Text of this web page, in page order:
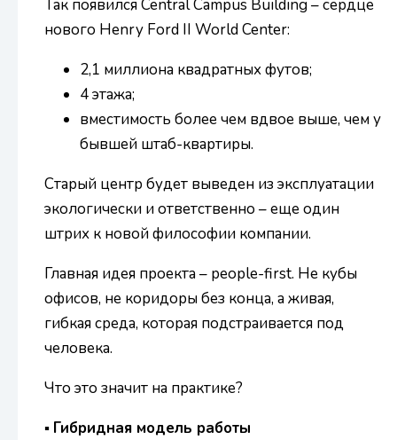
Так появился Central Campus Building – сердце
нового Henry Ford II World Center:
2,1 миллиона квадратных футов;
4 этажа;
вместимость более чем вдвое выше, чем у
бывшей штаб-квартиры.
Старый центр будет выведен из эксплуатации
экологически и ответственно – еще один
штрих к новой философии компании.
Главная идея проекта – people-first. Не кубы
офисов, не коридоры без конца, а живая,
гибкая среда, которая подстраивается под
человека.
Что это значит на практике?
▪ Гибридная модель работы